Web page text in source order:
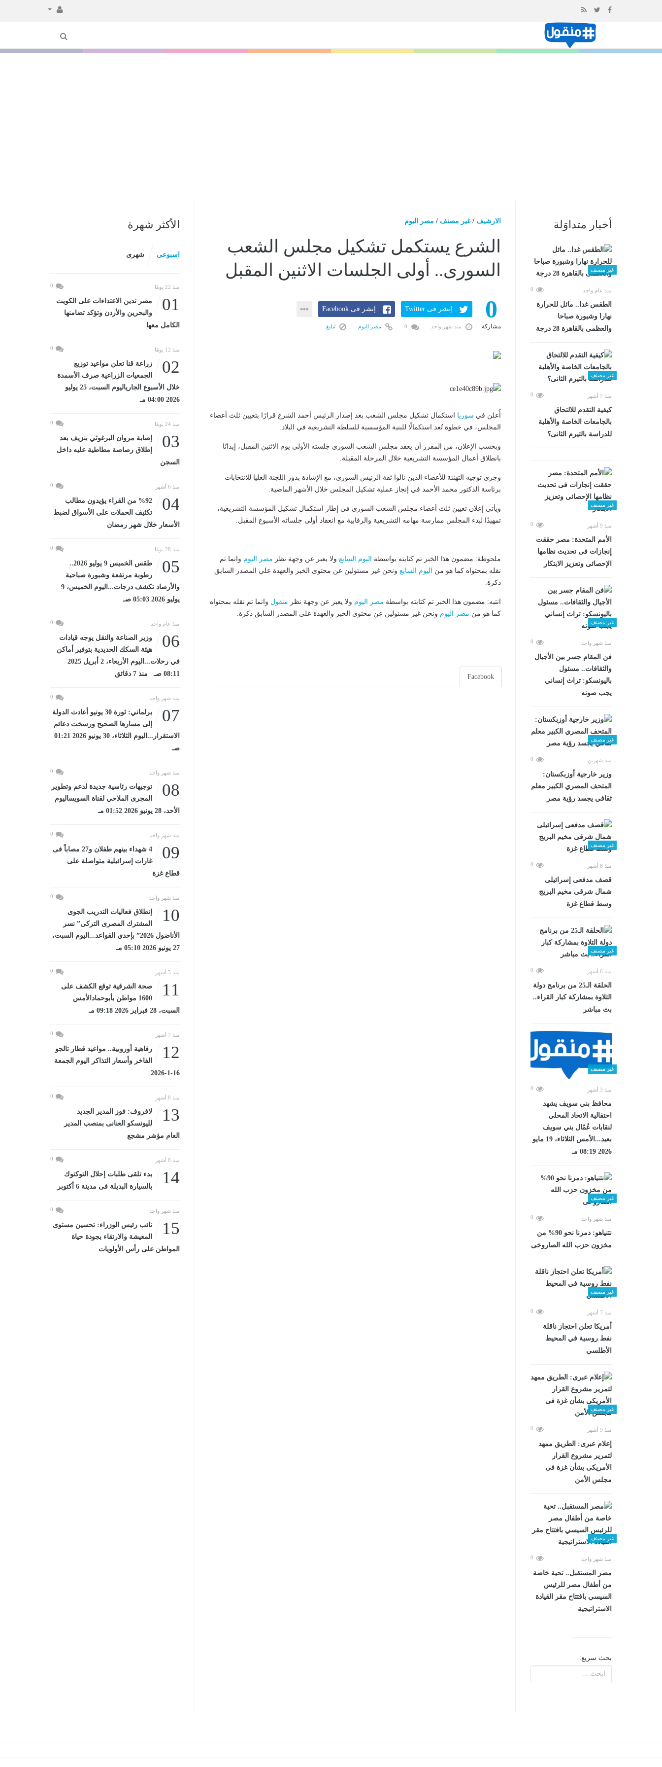
المحتوى
أخبار متداوَلة
غير مصنف
منذ عام واحد 0
الطقس غدا.. مائل للحرارة
نهارا وشبورة صباحا
والعظمى بالقاهرة 28 درجة
غير مصنف
منذ 7 أشهر 0
كيفية التقدم للالتحاق
بالجامعات الخاصة والأهلية
للدراسة بالتيرم الثانى؟
غير مصنف
منذ 9 أشهر 0
الأمم المتحدة: مصر حققت
إنجازات فى تحديث نظامها
الإحصائى وتعزيز الابتكار
غير مصنف
منذ شهر واحد 0
فن المقام جسر بين الأجيال
والثقافات.. مسئول
باليونسكو: تراث إنساني
يجب صونه
غير مصنف
منذ شهرين 0
وزير خارجية أوزبكستان:
المتحف المصري الكبير معلم
ثقافي يجسد رؤية مصر
غير مصنف
منذ 8 أشهر 0
قصف مدفعى إسرائيلى
شمال شرقى مخيم البريج
وسط قطاع غزة
غير مصنف
منذ 6 أشهر 0
الحلقة الـ25 من برنامج دولة
التلاوة بمشاركة كبار القراء..
بث مباشر
غير مصنف
منذ 3 أشهر 0
محافظ بني سويف يشهد
احتفالية الاتحاد المحلي
لنقابات عُمّال بني سويف
بعيد...الأمس الثلاثاء، 19 مايو
2026 08:19 مـ
غير مصنف
منذ شهر واحد 0
نتنياهو: دمرنا نحو 90% من
مخزون حزب الله الصاروخى
غير مصنف
منذ 7 أشهر 0
أمريكا تعلن احتجاز ناقلة
نفط روسية في المحيط
الأطلسي
غير مصنف
منذ 9 أشهر 0
إعلام عبرى: الطريق ممهد
لتمرير مشروع القرار
الأمريكى بشأن غزة فى
مجلس الأمن
غير مصنف
منذ شهر واحد 0
مصر المستقبل.. تحية خاصة
من أطفال مصر للرئيس
السيسي بافتتاح مقر القيادة
الاستراتيجية
بحث سريع:
الارشيف /غير مصنف / مصر اليوم
الشرع يستكمل تشكيل مجلس الشعب
السورى.. أولى الجلسات الاثنين المقبل
0
مشاركة
إنشر فى Twitter إنشر فى Facebook
منذ شهر واحد مصر اليوم تبليغ
أُعلن في سوريا استكمال تشكيل مجلس الشعب بعد إصدار الرئيس أحمد الشرع قرارًا بتعيين ثلث أعضاء
المجلس، في خطوة تُعد استكمالًا للبنية المؤسسية للسلطة التشريعية في البلاد.
وبحسب الإعلان، من المقرر أن يعقد مجلس الشعب السوري جلسته الأولى يوم الاثنين المقبل، إيذانًا
بانطلاق أعمال المؤسسة التشريعية خلال المرحلة المقبلة.
وجرى توجيه التهنئة للأعضاء الذين نالوا ثقة الرئيس السورى، مع الإشادة بدور اللجنة العليا للانتخابات
برئاسة الدكتور محمد الأحمد في إنجاز عملية تشكيل المجلس خلال الأشهر الماضية.
ويأتي إعلان تعيين ثلث أعضاء مجلس الشعب السوري في إطار استكمال تشكيل المؤسسة التشريعية،
تمهيدًا لبدء المجلس ممارسة مهامه التشريعية والرقابية مع انعقاد أولى جلساته الأسبوع المقبل.
ملحوظة: مضمون هذا الخبر تم كتابته بواسطة اليوم السابع ولا يعبر عن وجهة نظر مصر اليوم وانما تم
نقله بمحتواه كما هو من
اليوم السابع ونحن غير مسئولين عن محتوى الخبر والعهدة علي المصدر السابق
ذكرة.
انتبه: مضمون هذا الخبر تم كتابته بواسطة مصر اليوم ولا يعبر عن وجهة نظر منقول وانما تم نقله بمحتواه
كما هو من مصر اليوم ونحن غير مسئولين عن محتوى الخبر والعهدة علي المصدر السابق ذكرة.
Facebook
الأكثر شهرة
اسبوعى شهرى
منذ 22 يومًا 0
01
مصر تدين الاعتداءات على الكويت
والبحرين والأردن وتؤكد تضامنها
الكامل معها
منذ 12 يومًا 0
02
زراعة قنا تعلن مواعيد توزيع
الجمعيات الزراعية صرف الأسمدة
خلال الأسبوع الجارياليوم السبت، 25 يوليو
2026 04:00 مـ
منذ 24 يومًا 0
03
إصابة مروان البرغوثي بنزيف بعد
إطلاق رصاصة مطاطية عليه داخل
السجن
منذ 6 أشهر 0
04
%92 من القراء يؤيدون مطالب
تكثيف الحملات على الأسواق لضبط
الأسعار خلال شهر رمضان
منذ 28 يومًا 0
05
طقس الخميس 9 يوليو 2026..
رطوبة مرتفعة وشبورة صباحية
والأرصاد تكشف درجات...اليوم الخميس، 9
يوليو 2026 05:03 صـ
منذ عام واحد 0
06
وزير الصناعة والنقل يوجه قيادات
هيئة السكك الحديدية بتوفير أماكن
في رحلات...اليوم الأربعاء، 2 أبريل 2025
08:11 صـ منذ 7 دقائق
منذ شهر واحد 0
07
برلماني: ثورة 30 يونيو أعادت الدولة
إلى مسارها الصحيح ورسخت دعائم
الاستقرار...اليوم الثلاثاء، 30 يونيو 2026 01:21
صـ
منذ شهر واحد 0
08
توجيهات رئاسية جديدة لدعم وتطوير
المجرى الملاحي لقناة السويساليوم
الأحد، 28 يونيو 2026 01:52 مـ
منذ شهر واحد 0
09
4 شهداء بينهم طفلان و27 مصاباً فى
غارات إسرائيلية متواصلة على
قطاع غزة
منذ شهر واحد 0
10
إنطلاق فعاليات التدريب الجوى
المشترك المصرى التركى” نسر
الأناضول 2026” بإحدي القواعد...اليوم السبت،
27 يونيو 2026 05:10 مـ
منذ 5 أشهر 0
11
صحة الشرقية توقع الكشف على
1600 مواطن بأبوحمادالأمس
السبت، 28 فبراير 2026 09:18 مـ
منذ 7 أشهر 0
12
رفاهية أوروبية.. مواعيد قطار تالجو
الفاخر وأسعار التذاكر اليوم الجمعة
16-1-2026
منذ 8 أشهر 0
13
لافروف: فوز المدير الجديد
لليونسكو العنانى بمنصب المدير
العام مؤشر مشجع
منذ 8 أشهر 0
14
بدء تلقى طلبات إحلال التوكتوك
بالسيارة البديلة فى مدينة 6 أكتوبر
منذ شهر واحد 0
15
نائب رئيس الوزراء: تحسين مستوى
المعيشة والارتقاء بجودة حياة
المواطن على رأس الأولويات